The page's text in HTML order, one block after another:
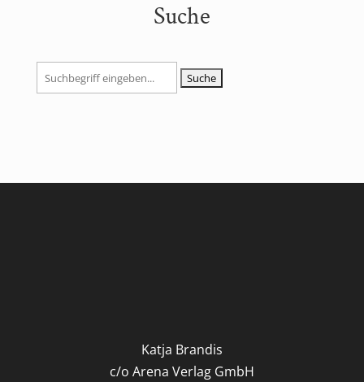
Suche
Suchen
nach:
Katja Brandis
c/o Arena Verlag GmbH